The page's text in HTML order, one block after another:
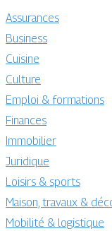
Assurances
Business
Cuisine
Culture
Emploi & formations
Finances
Immobilier
Juridique
Loisirs & sports
Maison, travaux &
Mobilité & logistique